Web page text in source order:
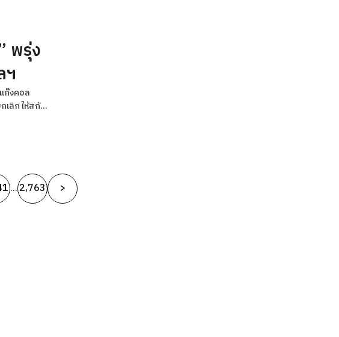
พรุ่ง
ฯ
ก๊งคอล
เลิก ให้สกัด
… 2,763 >